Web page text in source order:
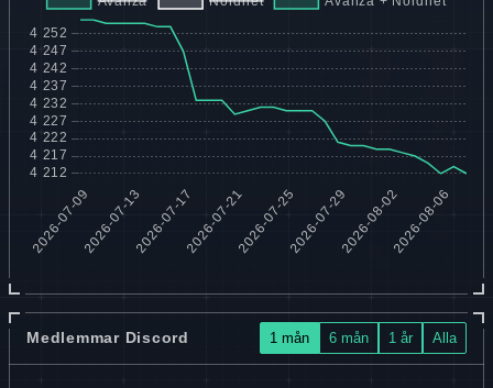
Medlemmar Discord 1 mån 6 mån 1 år Alla